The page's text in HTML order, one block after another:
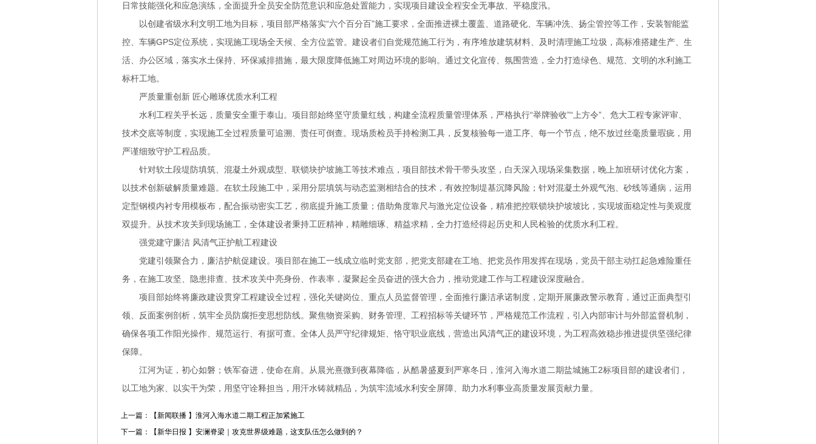
日常技能强化和应急演练，全面提升全员安全防范意识和应急处置能力，实现项目建设全程安全无事故、平稳度汛。
以创建省级水利文明工地为目标，项目部严格落实“六个百分百”施工要求，全面推进裸土覆盖、道路硬化、车辆冲洗、扬尘管控等工作，安装智能监
控、车辆GPS定位系统，实现施工现场全天候、全方位监管。建设者们自觉规范施工行为，有序堆放建筑材料、及时清理施工垃圾，高标准搭建生产、生
活、办公区域，落实水土保持、环保减排措施，最大限度降低施工对周边环境的影响。通过文化宣传、氛围营造，全力打造绿色、规范、文明的水利施工
标杆工地。
严质量重创新 匠心雕琢优质水利工程
水利工程关乎长远，质量安全重于泰山。项目部始终坚守质量红线，构建全流程质量管理体系，严格执行“举牌验收”“上方令”、危大工程专家评审、
技术交底等制度，实现施工全过程质量可追溯、责任可倒查。现场质检员手持检测工具，反复核验每一道工序、每一个节点，绝不放过丝毫质量瑕疵，用
严谨细致守护工程品质。
针对软土段堤防填筑、混凝土外观成型、联锁块护坡施工等技术难点，项目部技术骨干带头攻坚，白天深入现场采集数据，晚上加班研讨优化方案，
以技术创新破解质量难题。在软土段施工中，采用分层填筑与动态监测相结合的技术，有效控制堤基沉降风险；针对混凝土外观气泡、砂线等通病，运用
定型钢模内衬专用模板布，配合振动密实工艺，彻底提升施工质量；借助角度靠尺与激光定位设备，精准把控联锁块护坡坡比，实现坡面稳定性与美观度
双提升。从技术攻关到现场施工，全体建设者秉持工匠精神，精雕细琢、精益求精，全力打造经得起历史和人民检验的优质水利工程。
强党建守廉洁 风清气正护航工程建设
党建引领聚合力，廉洁护航促建设。项目部在施工一线成立临时党支部，把党支部建在工地、把党员作用发挥在现场，党员干部主动扛起急难险重任
务，在施工攻坚、隐患排查、技术攻关中亮身份、作表率，凝聚起全员奋进的强大合力，推动党建工作与工程建设深度融合。
项目部始终将廉政建设贯穿工程建设全过程，强化关键岗位、重点人员监督管理，全面推行廉洁承诺制度，定期开展廉政警示教育，通过正面典型引
领、反面案例剖析，筑牢全员防腐拒变思想防线。聚焦物资采购、财务管理、工程招标等关键环节，严格规范工作流程，引入内部审计与外部监督机制，
确保各项工作阳光操作、规范运行、有据可查。全体人员严守纪律规矩、恪守职业底线，营造出风清气正的建设环境，为工程高效稳步推进提供坚强纪律
保障。
江河为证，初心如磐；铁军奋进，使命在肩。从晨光熹微到夜幕降临，从酷暑盛夏到严寒冬日，淮河入海水道二期盐城施工2标项目部的建设者们，
以工地为家、以实干为荣，用坚守诠释担当，用汗水铸就精品，为筑牢流域水利安全屏障、助力水利事业高质量发展贡献力量。
上一篇：【新闻联播 】淮河入海水道二期工程正加紧施工
下一篇：【新华日报 】安澜脊梁｜攻克世界级难题，这支队伍怎么做到的？